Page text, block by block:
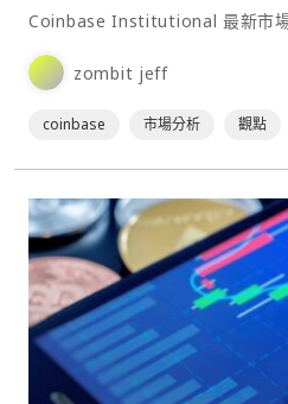
Coinbase Institutional 最新市
zombit jeff
coinbase 市場分析 觀點